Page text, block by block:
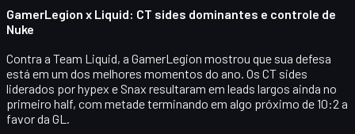
GamerLegion x Liquid: CT sides dominantes e controle de
Nuke
Contra a Team Liquid, a GamerLegion mostrou que sua defesa
está em um dos melhores momentos do ano. Os CT sides
liderados porhypex e Snax resultaram em leads largos ainda no
primeiro half, com metade terminando em algo próximo de 10:2 a
favor da GL.